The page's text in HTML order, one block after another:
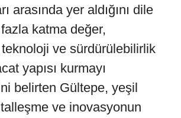
arasında yer aldığını dile
katma değer,
ve sürdürülebilirlik
yapısı kurmayı
belirten Gültepe, yeşil
ve inovasyonun